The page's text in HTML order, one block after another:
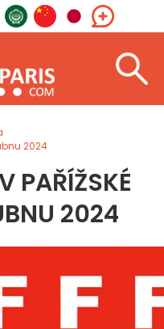
2024
PAŘÍŽSKÉ
2024